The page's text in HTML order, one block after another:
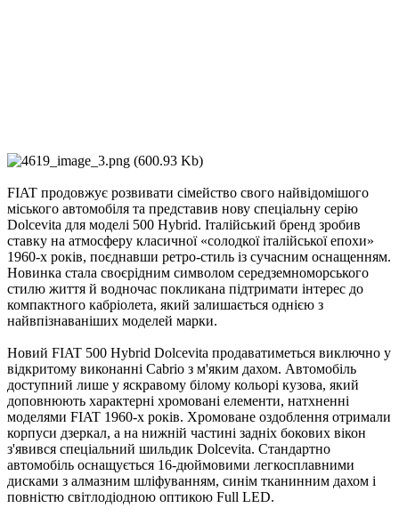
FIAT продовжує розвивати сімейство свого найвідомішого
міського автомобіля та представив нову спеціальну серію
Dolcevita для моделі 500 Hybrid. Італійський бренд зробив
ставку на атмосферу класичної «солодкої італійської епохи»
1960-х років, поєднавши ретро-стиль із сучасним оснащенням.
Новинка стала своєрідним символом середземноморського
стилю життя й водночас покликана підтримати інтерес до
компактного кабріолета, який залишається однією з
найвпізнаваніших моделей марки.
Новий FIAT 500 Hybrid Dolcevita продаватиметься виключно у
відкритому виконанні Cabrio з м'яким дахом. Автомобіль
доступний лише у яскравому білому кольорі кузова, який
доповнюють характерні хромовані елементи, натхненні
моделями FIAT 1960-х років. Хромоване оздоблення отримали
корпуси дзеркал, а на нижній частині задніх бокових вікон
з'явився спеціальний шильдик Dolcevita. Стандартно
автомобіль оснащується 16-дюймовими легкосплавними
дисками з алмазним шліфуванням, синім тканинним дахом і
повністю світлодіодною оптикою Full LED.